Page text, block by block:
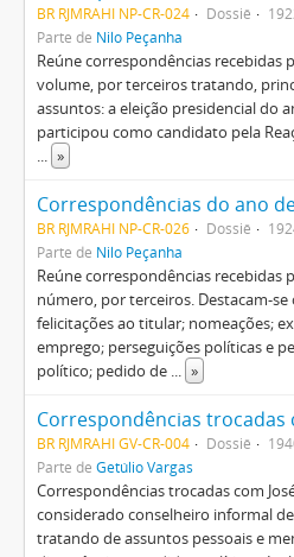
BR RJMRAHI NP-CR-024 Dossiê
Parte de Nilo Peçanha
Reúne correspondências recebidas
volume, por terceiros tratando,
assuntos: a eleição presidencial do
participou como candidato pela
... »
Correspondências do ano
BR RJMRAHI NP-CR-026 Dossiê
Parte de Nilo Peçanha
Reúne correspondências recebidas
número, por terceiros. Destacam-
felicitações ao titular; nomeações;
emprego; perseguições políticas e
político; pedido de ... »
BR RJMRAHI GV-CR-004 Dossiê
Parte de Getúlio Vargas
Correspondências trocadas com
considerado conselheiro informal
tratando de assuntos pessoais e